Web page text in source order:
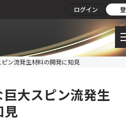
ログイン
ン流発生材料の開発に知見
大スピン流発生
見